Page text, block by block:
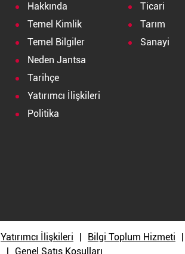
Hakkında
Temel Kimlik
Temel Bilgiler
Neden Jantsa
Tarihçe
Yatırımcı İlişkileri
Politika
Ticari
Tarım
Sanayi
Yatırımcı İlişkileri Bilgi Toplum Hizmeti
Genel Satış Koşulları